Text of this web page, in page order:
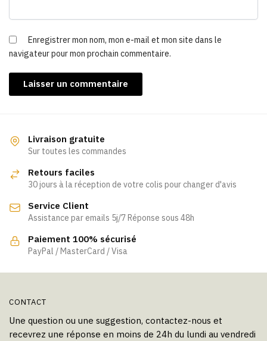
Enregistrer mon nom, mon e-mail et mon site dans le
navigateur pour mon prochain commentaire.
Livraison gratuite
Sur toutes les commandes
Retours faciles
30 jours à la réception de votre colis pour changer d'avis
Service Client
Assistance par emails 5j/7 Réponse sous 48h
Paiement 100% sécurisé
PayPal / MasterCard / Visa
CONTACT
Une question ou une suggestion, contactez-nous et
recevrez une réponse en moins de 24h du lundi au vendredi